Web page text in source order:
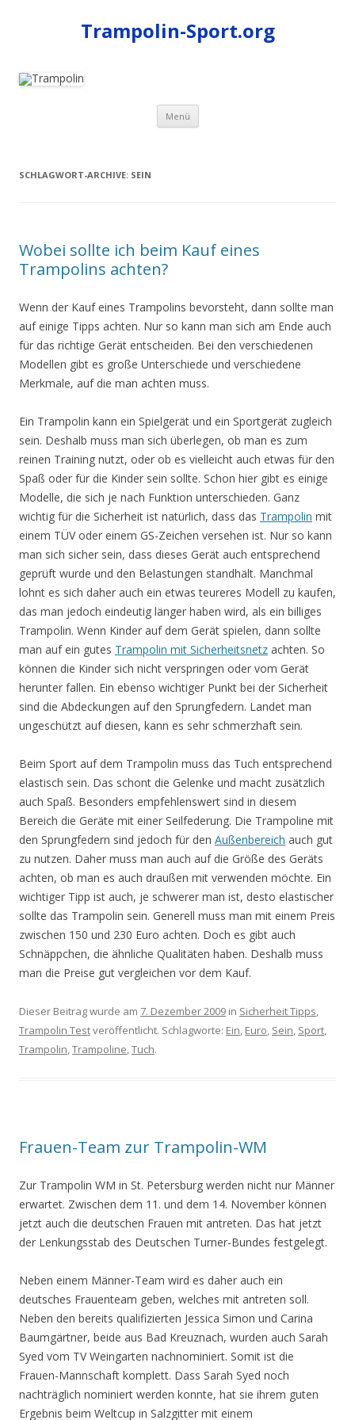
Trampolin-Sport.org
Menü Zum
springen
SCHLAGWORT-ARCHIVE: SEIN
Wobei sollte ich beim Kauf eines
Trampolins achten?
Wenn der Kauf eines Trampolins bevorsteht, dann sollte man
auf einige Tipps achten. Nur so kann man sich am Ende auch
für das richtige Gerät entscheiden. Bei den verschiedenen
Modellen gibt es große Unterschiede und verschiedene
Merkmale, auf die man achten muss.
Ein Trampolin kann ein Spielgerät und ein Sportgerät zugleich
sein. Deshalb muss man sich überlegen, ob man es zum
reinen Training nutzt, oder ob es vielleicht auch etwas für den
Spaß oder für die Kinder sein sollte. Schon hier gibt es einige
Modelle, die sich je nach Funktion unterschieden. Ganz
wichtig für die Sicherheit ist natürlich, dass das Trampolin mit
einem TÜV oder einem GS-Zeichen versehen ist. Nur so kann
man sich sicher sein, dass dieses Gerät auch entsprechend
geprüft wurde und den Belastungen standhält. Manchmal
lohnt es sich daher auch ein etwas teureres Modell zu kaufen,
das man jedoch eindeutig länger haben wird, als ein billiges
Trampolin. Wenn Kinder auf dem Gerät spielen, dann sollte
man auf ein gutes Trampolin mit Sicherheitsnetz achten. So
können die Kinder sich nicht verspringen oder vom Gerät
herunter fallen. Ein ebenso wichtiger Punkt bei der Sicherheit
sind die Abdeckungen auf den Sprungfedern. Landet man
ungeschützt auf diesen, kann es sehr schmerzhaft sein.
Beim Sport auf dem Trampolin muss das Tuch entsprechend
elastisch sein. Das schont die Gelenke und macht zusätzlich
auch Spaß. Besonders empfehlenswert sind in diesem
Bereich die Geräte mit einer Seilfederung. Die Trampoline mit
den Sprungfedern sind jedoch für den Außenbereich auch gut
zu nutzen. Daher muss man auch auf die Größe des Geräts
achten, ob man es auch draußen mit verwenden möchte. Ein
wichtiger Tipp ist auch, je schwerer man ist, desto elastischer
sollte das Trampolin sein. Generell muss man mit einem Preis
zwischen 150 und 230 Euro achten. Doch es gibt auch
Schnäppchen, die ähnliche Qualitäten haben. Deshalb muss
man die Preise gut vergleichen vor dem Kauf.
Dieser Beitrag wurde am 7. Dezember 2009 in Sicherheit Tipps,
Trampolin Testveröffentlicht. Schlagworte: Ein, Euro, Sein, Sport,
Trampolin,Trampoline,Tuch.
Frauen-Team zur Trampolin-WM
Zur Trampolin WM in St. Petersburg werden nicht nur Männer
erwartet. Zwischen dem 11. und dem 14. November können
jetzt auch die deutschen Frauen mit antreten. Das hat jetzt
der Lenkungsstab des Deutschen Turner-Bundes festgelegt.
Neben einem Männer-Team wird es daher auch ein
deutsches Frauenteam geben, welches mit antreten soll.
Neben den bereits qualifizierten Jessica Simon und Carina
Baumgärtner, beide aus Bad Kreuznach, wurden auch Sarah
Syed vom TV Weingarten nachnominiert. Somit ist die
Frauen-Mannschaft komplett. Dass Sarah Syed noch
nachträglich nominiert werden konnte, hat sie ihrem guten
Ergebnis beim Weltcup in Salzgitter mit einem